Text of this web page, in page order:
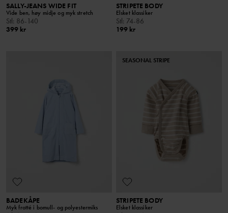
SALLY-JEANS WIDE FIT
Vide ben, høy midje og myk stretch
Stl: 86-140
399 kr
STRIPETE BODY
Elsket klassiker
Stl: 74-86
199 kr
BADEKÅPE
Myk frotté i bomull- og polyestermiks
SEASONAL STRIPE
STRIPETE BODY
Elsket klassiker